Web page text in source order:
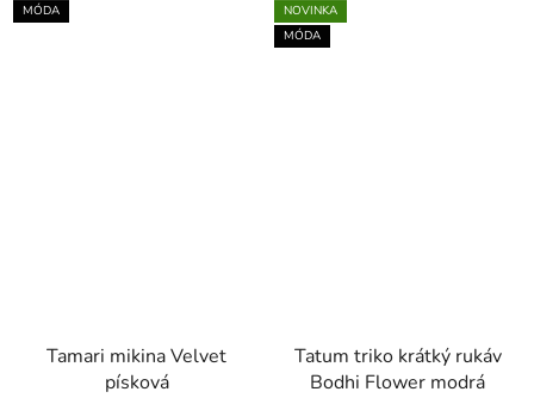
MÓDA
Tamari mikina Velvet
písková
NOVINKA
MÓDA
Tatum triko krátký rukáv
Bodhi Flower modrá